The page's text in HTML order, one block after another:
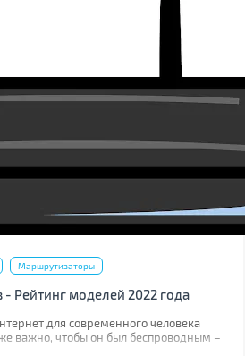
Маршрутизаторы
- Рейтинг моделей 2022 года
для современного человека
важно, чтобы он был беспроводным –